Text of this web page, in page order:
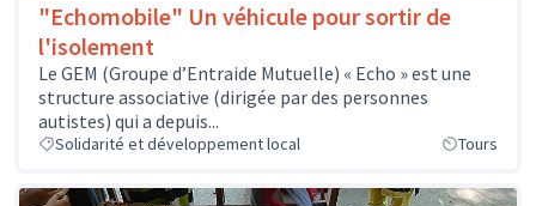
"Echomobile" Un véhicule pour sortir de
l'isolement
Le GEM (Groupe d’Entraide Mutuelle) « Echo » est une
structure associative (dirigée par des personnes
autistes) qui a depuis...
Solidarité et développement local Tours